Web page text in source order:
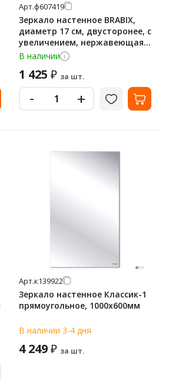
Арт.ф607419
Зеркало настенное BRABIX,
диаметр 17 см, двусторонее, с
увеличением, нержавеющая
сталь, выдвижное (петли),
В наличии
1 425 ₽ за шт.
- +
Арт.к139922
Зеркало настенное Классик-1
прямоугольное, 1000х600мм
В наличии 3-4 дня
4 249₽ за шт.